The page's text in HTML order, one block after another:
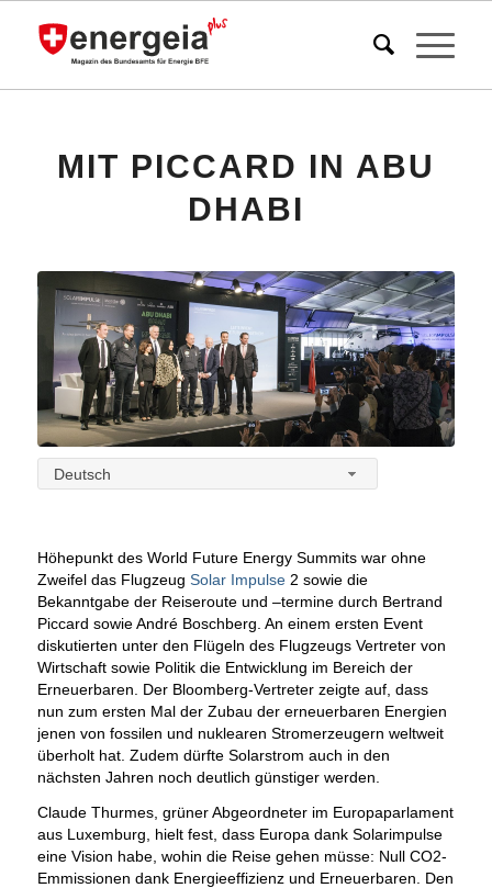
MIT PICCARD IN ABU
DHABI
Deutsch
Höhepunkt des World Future Energy Summits war ohne
Zweifel das Flugzeug Solar Impulse 2 sowie die
Bekanntgabe der Reiseroute und –termine durch Bertrand
Piccard sowie André Boschberg. An einem ersten Event
diskutierten unter den Flügeln des Flugzeugs Vertreter von
Wirtschaft sowie Politik die Entwicklung im Bereich der
Erneuerbaren. Der Bloomberg-Vertreter zeigte auf, dass
nun zum ersten Mal der Zubau der erneuerbaren Energien
jenen von fossilen und nuklearen Stromerzeugern weltweit
überholt hat. Zudem dürfte Solarstrom auch in den
nächsten Jahren noch deutlich günstiger werden.
Claude Thurmes, grüner Abgeordneter im Europaparlament
aus Luxemburg, hielt fest, dass Europa dank Solarimpulse
eine Vision habe, wohin die Reise gehen müsse: Null CO2-
Emmissionen dank Energieeffizienz und Erneuerbaren. Den